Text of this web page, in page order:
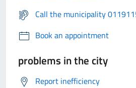
Call the municipality
Book an appointment
problems in the city
Report inefficiency